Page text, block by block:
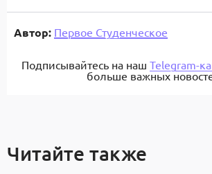
Автор: Первое Студенческое
Подписывайтесь на наш Telegram-
больше важных
Читайте также